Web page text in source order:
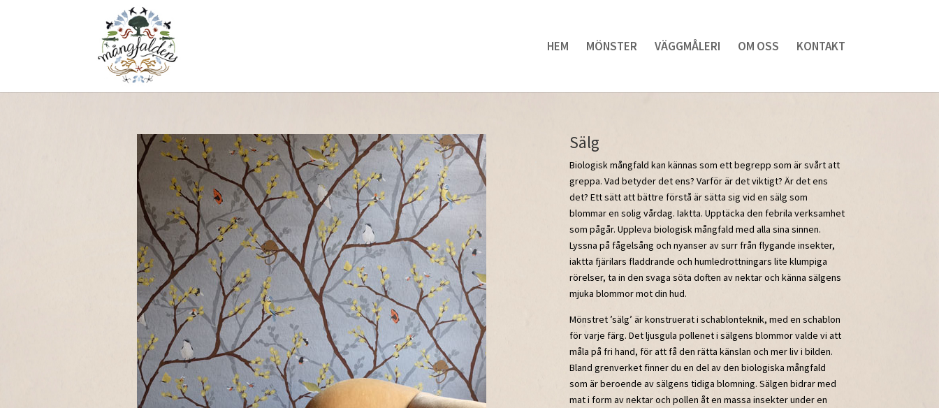
HEM MÖNSTER VÄGGMÅLERI OM OSS KONTAKT
Sälg
Biologisk mångfald kan kännas som ett begrepp som är svårt att
greppa. Vad betyder det ens? Varför är det viktigt? Är det ens
det? Ett sätt att bättre förstå är sätta sig vid en sälg som
blommar en solig vårdag. Iaktta. Upptäcka den febrila verksamhet
som pågår. Uppleva biologisk mångfald med alla sina sinnen.
Lyssna på fågelsång och nyanser av surr från flygande insekter,
iaktta fjärilars fladdrande och humledrottningars lite klumpiga
rörelser, ta in den svaga söta doften av nektar och känna sälgens
mjuka blommor mot din hud.
Mönstret ’sälg’ är konstruerat i schablonteknik, med en schablon
för varje färg. Det ljusgula pollenet i sälgens blommor valde vi att
måla på fri hand, för att få den rätta känslan och mer liv i bilden.
Bland grenverket finner du en del av den biologiska mångfald
som är beroende av sälgens tidiga blomning. Sälgen bidrar med
mat i form av nektar och pollen åt en massa insekter under en